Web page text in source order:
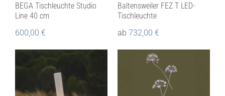
BEGA Tischleuchte Studio
Line 40 cm
600,00 €
Baltensweiler FEZ T LED-
Tischleuchte
ab 732,00 €